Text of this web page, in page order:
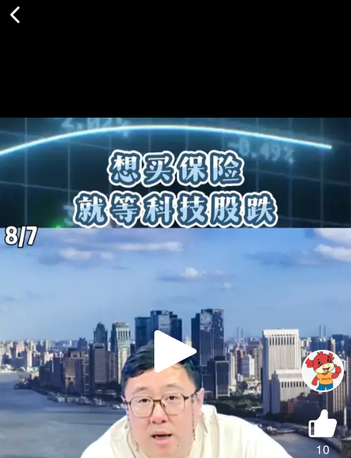
Play
Video
10